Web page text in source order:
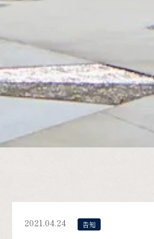
2021.04.24 告知